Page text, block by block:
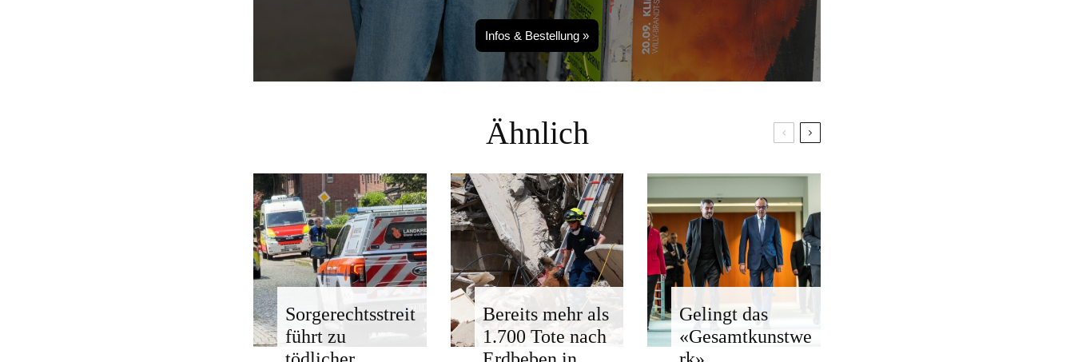
Infos & Bestellung »
Ähnlich
Sorgerechtsstreit
führt zu
Bereits mehr als
1.700 Tote nach
Gelingt das
«Gesamtkunstwe